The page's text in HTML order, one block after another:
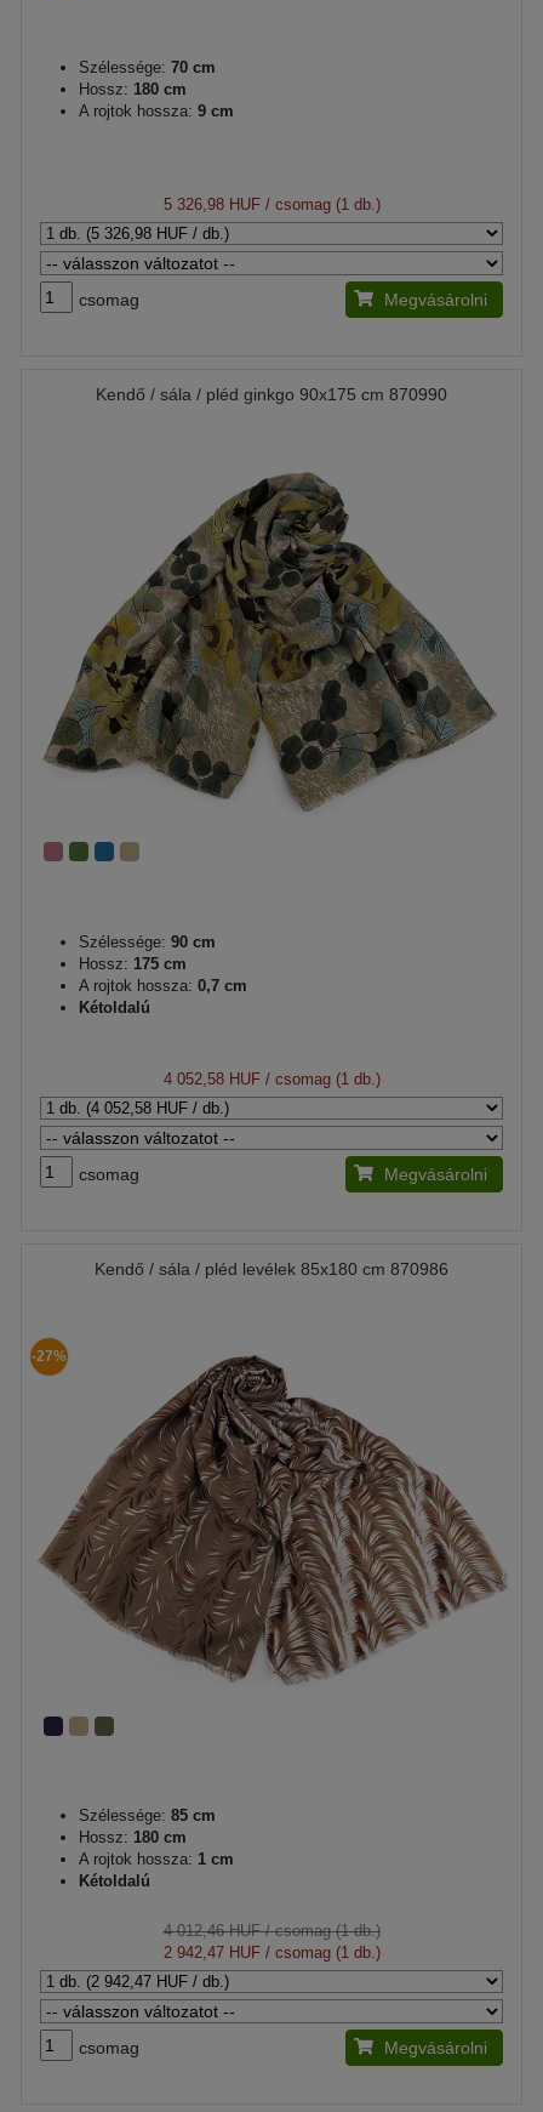
Szélessége: 70 cm
Hossz: 180 cm
A rojtok hossza: 9 cm
5 326,98 HUF/ csomag (1 db.)
csomag Megvásárolni
Kendő / sála / pléd ginkgo 90x175 cm 870990
Szélessége: 90 cm
Hossz: 175 cm
A rojtok hossza: 0,7 cm
Kétoldalú
4 052,58 HUF/ csomag (1 db.)
csomag Megvásárolni
Kendő / sála / pléd levélek 85x180 cm 870986
-27%
Szélessége: 85 cm
Hossz: 180 cm
A rojtok hossza: 1 cm
Kétoldalú
4 012,46 HUF/ csomag (1 db.)
2 942,47 HUF/ csomag (1 db.)
csomag Megvásárolni